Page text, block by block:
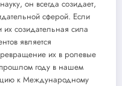
он всегда созидает,
сферой. Если
созидательная сила
является
их в ролевые
году в нашем
к Международному